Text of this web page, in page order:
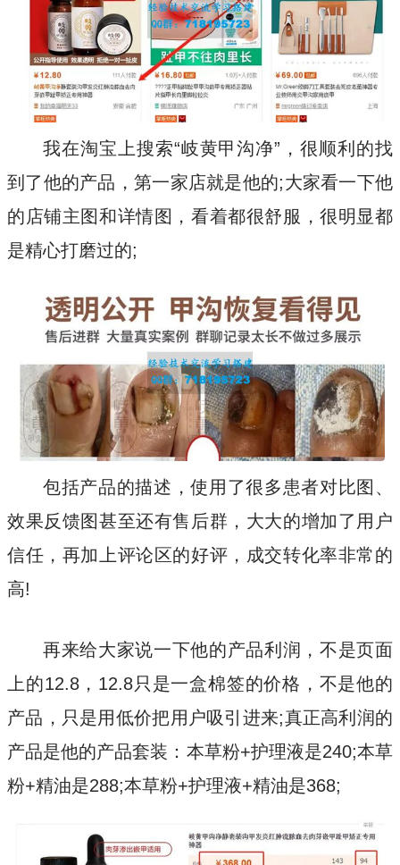
我在淘宝上搜索“岐黄甲沟净”，很顺利的找
到了他的产品，第一家店就是他的;大家看一下他
的店铺主图和详情图，看着都很舒服，很明显都
是精心打磨过的;
包括产品的描述，使用了很多患者对比图、
效果反馈图甚至还有售后群，大大的增加了用户
信任，再加上评论区的好评，成交转化率非常的
高!
再来给大家说一下他的产品利润，不是页面
上的12.8，12.8只是一盒棉签的价格，不是他的
产品，只是用低价把用户吸引进来;真正高利润的
产品是他的产品套装：本草粉+护理液是240;本草
粉+精油是288;本草粉+护理液+精油是368;